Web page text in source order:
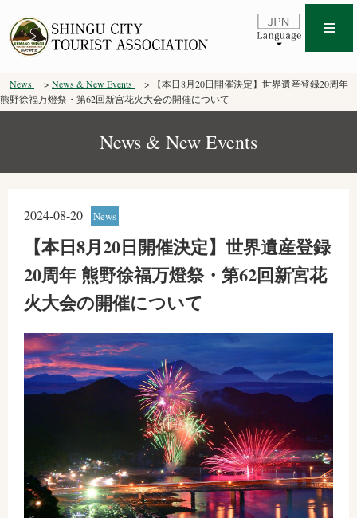
News News & New Events
【本日8月20日開催決定】世界遺産登録20周年
熊野徐福万燈祭・第62回新宮花火大会の開催について
News & New Events
2024-08-20 News
【本日8月20日開催決定】世界遺産登録
20周年 熊野徐福万燈祭・第62回新宮花
火大会の開催について